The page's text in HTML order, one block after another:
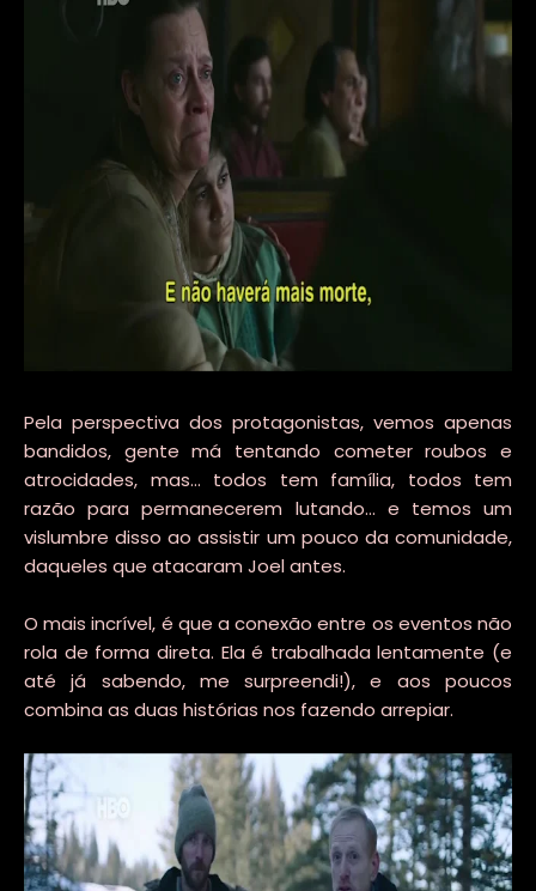
Pela perspectiva dos protagonistas, vemos apenas
bandidos, gente má tentando cometer roubos e
atrocidades, mas... todos tem família, todos tem
razão para permanecerem lutando... e temos um
vislumbre disso ao assistir um pouco da comunidade,
daqueles que atacaram Joel antes.
O mais incrível, é que a conexão entre os eventos não
rola de forma direta. Ela é trabalhada lentamente (e
até já sabendo, me surpreendi!), e aos poucos
combina as duas histórias nos fazendo arrepiar.